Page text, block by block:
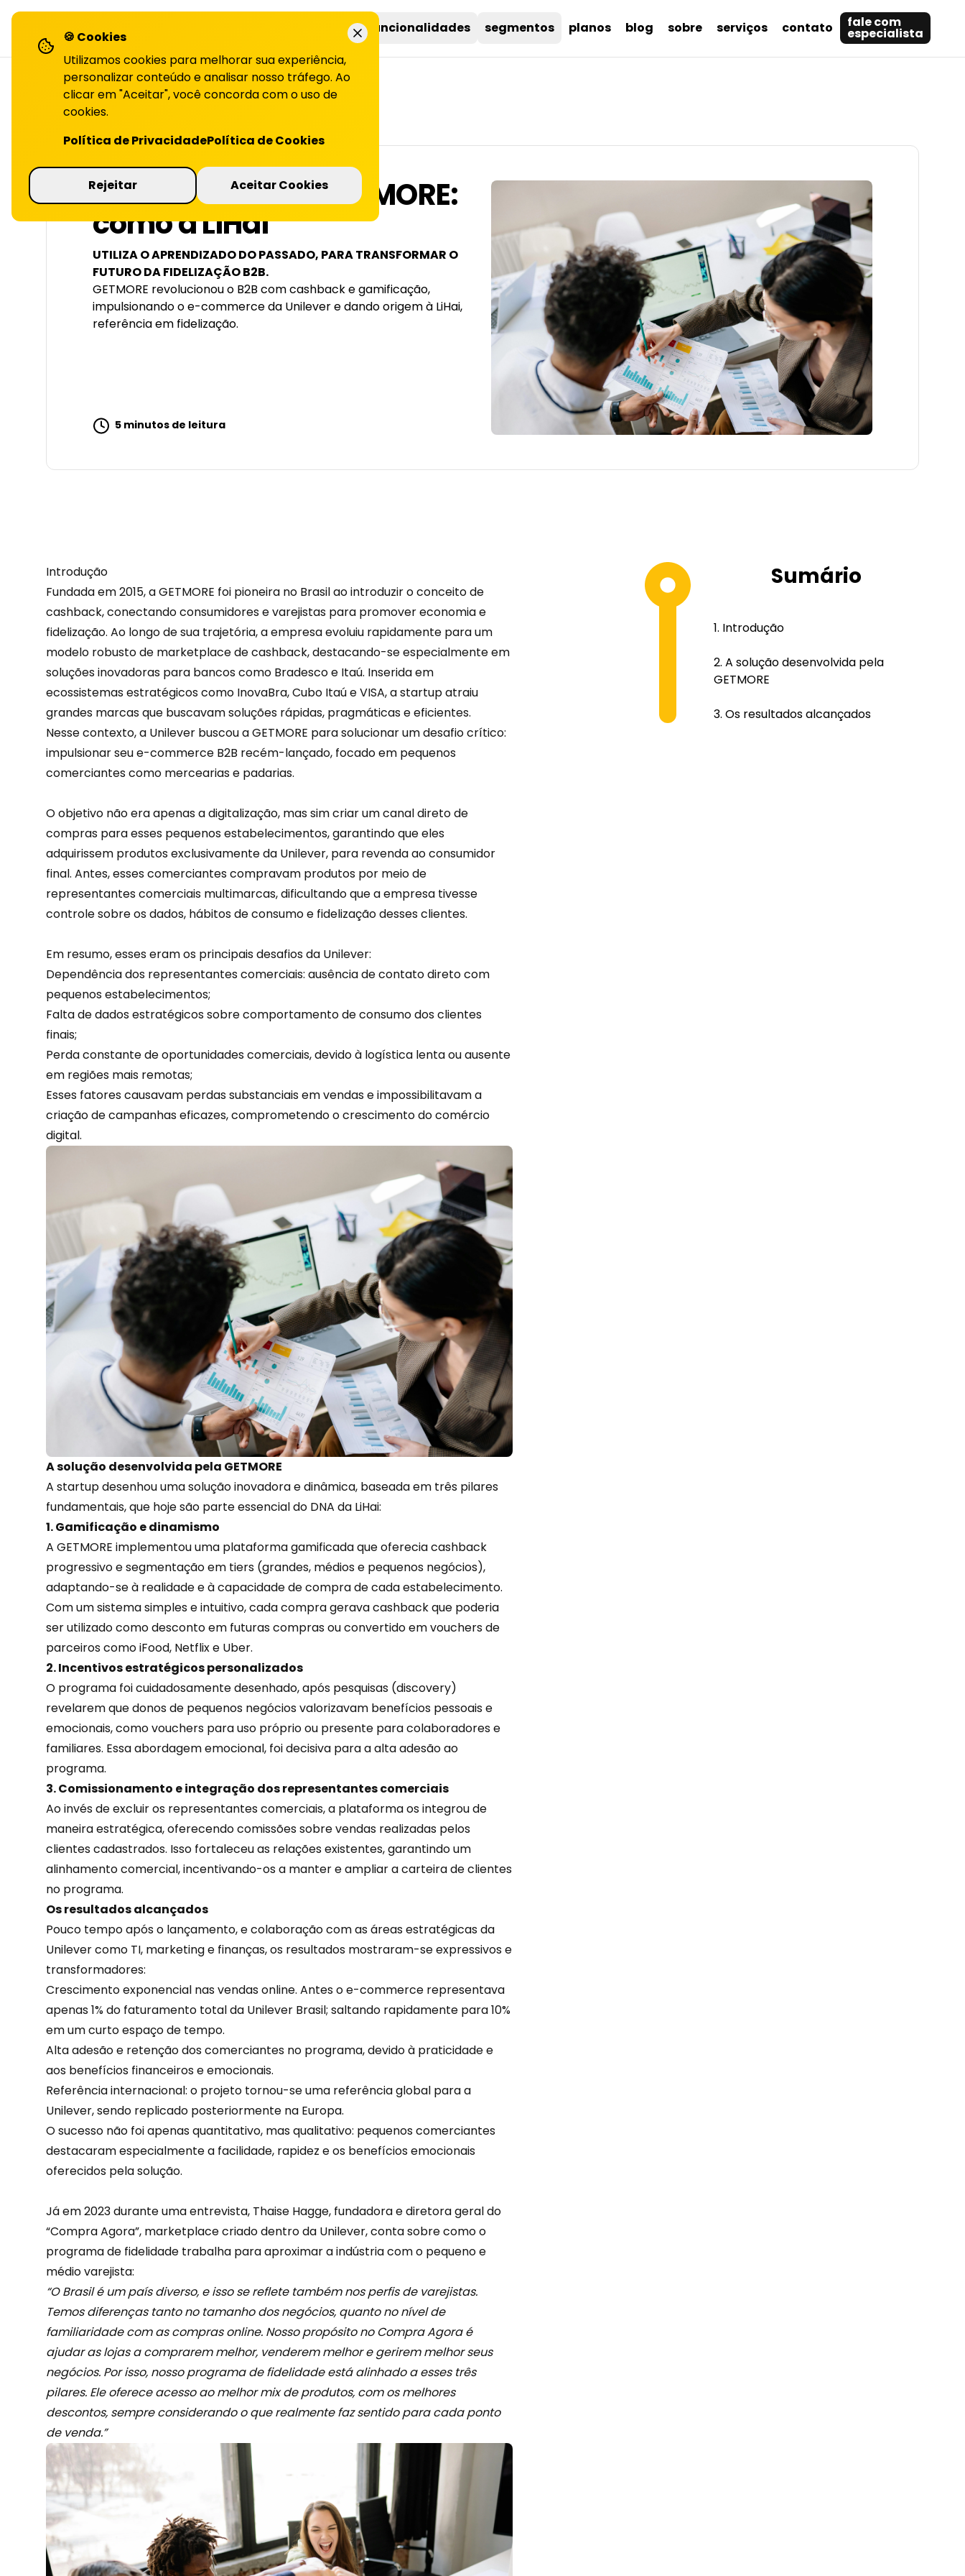
soluções funcionalidades segmentos planos blog sobre serviços contato fale com
especialista
VOLTAR PARA O BLOG
Case Unilever & GETMORE:
como a LiHai
UTILIZA O APRENDIZADO DO PASSADO, PARA TRANSFORMAR O
FUTURO DA FIDELIZAÇÃO B2B.
GETMORE revolucionou o B2B com cashback e gamificação,
impulsionando o e-commerce da Unilever e dando origem à LiHai,
referência em fidelização.
5 minutos de leitura
Sumário
Introdução
A solução desenvolvida pela
GETMORE
Os resultados alcançados
Introdução
Fundada em 2015, a GETMORE foi pioneira no Brasil ao introduzir o conceito de
cashback, conectando consumidores e varejistas para promover economia e
fidelização. Ao longo de sua trajetória, a empresa evoluiu rapidamente para um
modelo robusto de marketplace de cashback, destacando-se especialmente em
soluções inovadoras para bancos como Bradesco e Itaú. Inserida em
ecossistemas estratégicos como InovaBra, Cubo Itaú e VISA, a startup atraiu
grandes marcas que buscavam soluções rápidas, pragmáticas e eficientes.
Nesse contexto, a Unilever buscou a GETMORE para solucionar um desafio crítico:
impulsionar seu e-commerce B2B recém-lançado, focado em pequenos
comerciantes como mercearias e padarias.
O objetivo não era apenas a digitalização, mas sim criar um canal direto de
compras para esses pequenos estabelecimentos, garantindo que eles
adquirissem produtos exclusivamente da Unilever, para revenda ao consumidor
final. Antes, esses comerciantes compravam produtos por meio de
representantes comerciais multimarcas, dificultando que a empresa tivesse
controle sobre os dados, hábitos de consumo e fidelizaçãodesses clientes.
Em resumo, esses eram os principais desafios da Unilever:
Dependência dos representantes comerciais: ausência de contato direto com
pequenos estabelecimentos;
Falta dedadosestratégicos sobre comportamento de consumo dos clientes
finais;
Perda constante de oportunidades comerciais, devido à logística lenta ou ausente
em regiões mais remotas;
Esses fatores causavam perdas substanciais em vendas e impossibilitavam a
criação de campanhas eficazes, comprometendo o crescimento do comércio
digital.
A solução desenvolvida pela GETMORE
A startup desenhou uma solução inovadora e dinâmica, baseada em três pilares
fundamentais, que hoje são parte essencial do DNA da LiHai:
1. Gamificação e dinamismo
A GETMORE implementou uma plataformagamificadaque oferecia cashback
progressivo e segmentação em tiers (grandes, médios e pequenos negócios),
adaptando-se à realidade e à capacidade de compra de cada estabelecimento.
Com um sistema simples e intuitivo, cada compra gerava cashback que poderia
ser utilizado como desconto em futuras compras ou convertido em vouchers de
parceiros como iFood, Netflix e Uber.
2. Incentivos estratégicos personalizados
O programa foi cuidadosamente desenhado, após pesquisas (discovery)
revelarem que donos de pequenos negócios valorizavam benefícios pessoais e
emocionais, como vouchers para uso próprio ou presente para colaboradores e
familiares. Essaabordagem emocional, foi decisiva para a alta adesão ao
programa.
3. Comissionamento e integração dos representantes comerciais
Ao invés de excluir os representantes comerciais, a plataforma os integrou de
maneira estratégica, oferecendo comissões sobre vendas realizadas pelos
clientes cadastrados. Isso fortaleceu as relações existentes, garantindo um
alinhamento comercial, incentivando-os a manter e ampliar acarteira de clientes
no programa.
Os resultados alcançados
Pouco tempo após o lançamento, e colaboração com as áreas estratégicas da
Unilever como TI, marketing e finanças, os resultados mostraram-se expressivos e
transformadores:
Crescimento exponencial nas vendas online. Antes o e-commerce representava
apenas 1% do faturamento total da Unilever Brasil; saltando rapidamente para 10%
em um curto espaço de tempo.
Alta adesão e retençãodos comerciantes no programa, devido à praticidade e
aos benefícios financeiros e emocionais.
Referência internacional: o projeto tornou-se uma referência global para a
Unilever, sendo replicado posteriormente na Europa.
O sucesso não foi apenas quantitativo, mas qualitativo: pequenos comerciantes
destacaram especialmente a facilidade, rapidez e os benefícios emocionais
oferecidos pela solução.
Já em 2023 durante uma entrevista, Thaise Hagge, fundadora e diretora geral do
“Compra Agora”, marketplace criado dentro da Unilever, conta sobre como o
programa de fidelidade trabalha para aproximar a indústria com o pequeno e
médiovarejista:
“O Brasil é um país diverso, e isso se reflete também nos perfis de varejistas.
Temos diferenças tanto no tamanho dos negócios, quanto no nível de
familiaridade com as compras online. Nosso propósito no Compra Agora é
ajudar as lojas a comprarem melhor, venderem melhor e gerirem melhor seus
negócios. Por isso, nosso programa de fidelidade está alinhado a esses três
pilares. Ele oferece acesso ao melhor mix de produtos, com os melhores
descontos, sempre considerando o que realmente faz sentido para cada ponto
de venda.”
🍪 Cookies
Utilizamos cookies para melhorar sua experiência,
personalizar conteúdo e analisar nosso tráfego. Ao
clicar em "Aceitar", você concorda com o uso de
cookies.
Política de PrivacidadePolítica de Cookies
Rejeitar Aceitar Cookies